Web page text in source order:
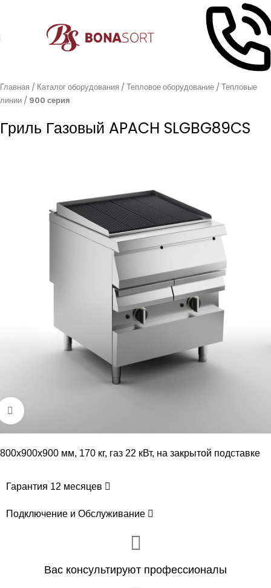
Главная Каталог оборудования Тепловое оборудование
Тепловые
линии
900 серия
Гриль Газовый APACH SLGBG89CS
Увеличить
800х900х900 мм, 170 кг, газ 22 кВт, на закрытой подставке
Гарантия 12 месяцев
Подключение и Обслуживание
Вас консультируют профессионалы